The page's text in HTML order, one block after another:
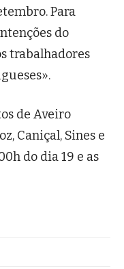
Para
do
trabalhadores
de Aveiro
Caniçal, Sines e
do dia 19 e as